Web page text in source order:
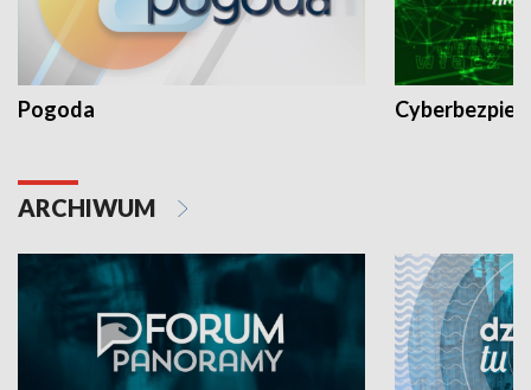
Pogoda
ARCHIWUM